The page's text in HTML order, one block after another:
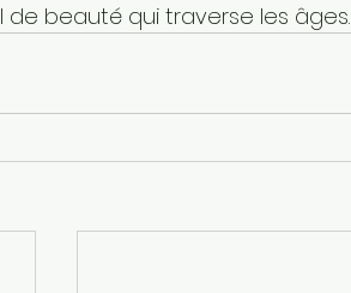
de beauté qui traverse les âges.